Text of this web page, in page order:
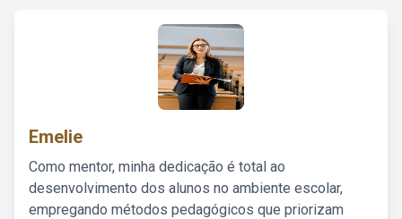
Emelie
Como mentor, minha dedicação é total ao
desenvolvimento dos alunos no ambiente escolar,
empregando métodos pedagógicos que priorizam